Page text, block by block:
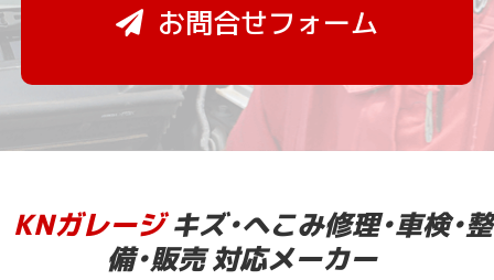
お問合せフォーム
KNガレージキズ・へこみ修理・車検・整
備・販売 対応メーカー